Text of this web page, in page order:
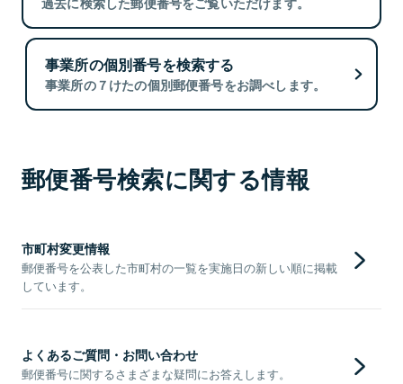
事業所の個別番号を検索する
事業所の７けたの個別郵便番号をお調べします。
郵便番号検索に関する情報
市町村変更情報
郵便番号を公表した市町村の一覧を実施日の新しい順に掲載
しています。
よくあるご質問・お問い合わせ
郵便番号に関するさまざまな疑問にお答えします。